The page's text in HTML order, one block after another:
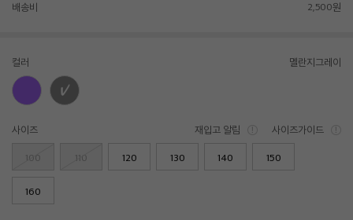
배송비 2,500원
컬러 멜란지그레이
사이즈 재입고 알림 사이즈가이드
100 110 120 130 140 150
160